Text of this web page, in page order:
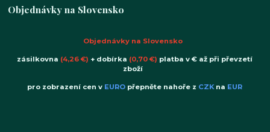
Objednávky na Slovensko
Objednávky na Slovensko
zásilkovna (4,26 €) + dobírka (0,70 €) platba v € až při převzetí
zboží
pro zobrazení cen v EURO přepněte nahoře z CZKna EUR